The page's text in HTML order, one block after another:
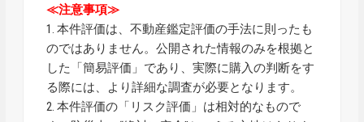
≪注意事項≫
1. 本件評価は、不動産鑑定評価の手法に則ったも
のではありません。公開された情報のみを根拠と
した「簡易評価」であり、実際に購入の判断をす
る際には、より詳細な調査が必要となります。
2. 本件評価の「リスク評価」は相対的なもので